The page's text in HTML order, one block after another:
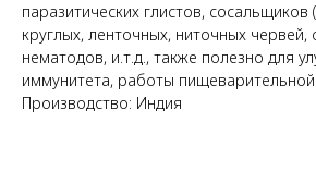
паразитических глистов, сосальщиков
круглых, ленточных, ниточных червей,
нематодов, и.т.д., также полезно для
иммунитета, работы пищеварительной
Производство: Индия